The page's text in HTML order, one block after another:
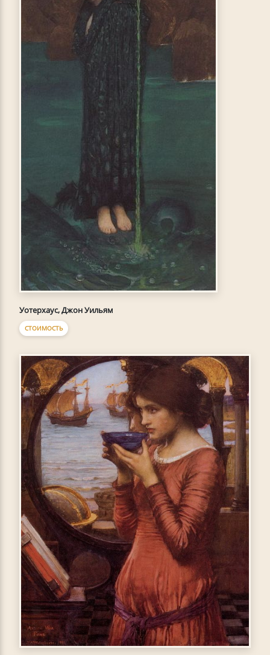
Уотерхаус, Джон Уильям
СТОИМОСТЬ